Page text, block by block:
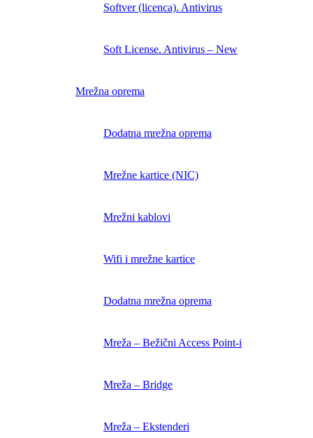
Softver (licenca). Antivirus
Soft License. Antivirus – New
Mrežna oprema
Dodatna mrežna oprema
Mrežne kartice (NIC)
Mrežni kablovi
Wifi i mrežne kartice
Dodatna mrežna oprema
Mreža – Bežični Access Point-i
Mreža – Bridge
Mreža – Ekstenderi